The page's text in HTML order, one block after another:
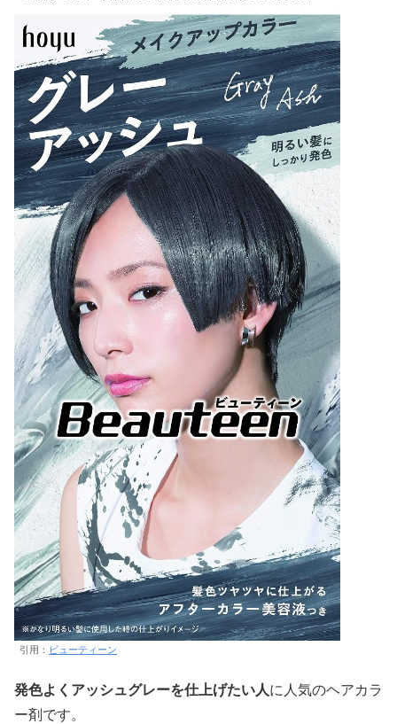
引用： ビューティーン
発色よくアッシュグレーを仕上げたい人に人気のヘアカラ
ー剤です。